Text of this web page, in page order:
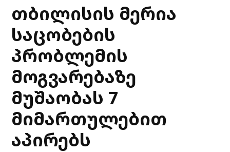
თბილისის მერია
საცობების
პრობლემის
მოგვარებაზე
მუშაობას 7
მიმართულებით
აპირებს